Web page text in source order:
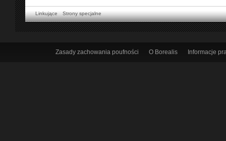
Linkujące Strony specjalne
Zasady zachowania poufności O Borealis Informacje